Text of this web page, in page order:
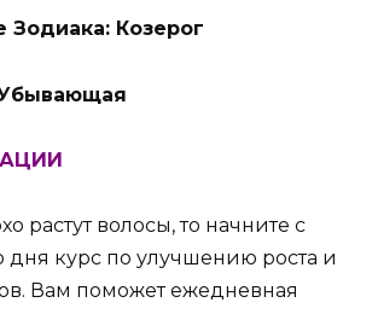
Зодиака: Козерог
растут волосы, то начните с
дня курс по улучшению роста и
Вам поможет ежедневная